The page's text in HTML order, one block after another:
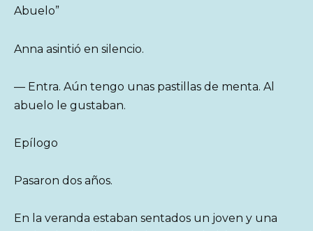
Abuelo”
Anna asintió en silencio.
— Entra. Aún tengo unas pastillas de menta. Al
abuelo le gustaban.
Epílogo
Pasaron dos años.
En la veranda estaban sentados un joven y una